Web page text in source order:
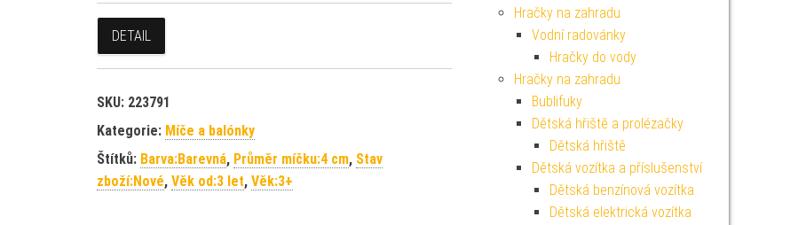
DETAIL
SKU: 223791
Kategorie: Míče a balónky
Štítků: Barva:Barevná, Průměr míčku:4 cm, Stav
zboží:Nové, Věk od:3 let, Věk:3+
Hračky na zahradu
Vodní radovánky
Hračky do vody
Hračky na zahradu
Bublifuky
Dětská hřiště a prolézačky
Dětská hřiště
Dětská vozítka a příslušenství
Dětská benzínová vozítka
Dětská elektrická vozítka